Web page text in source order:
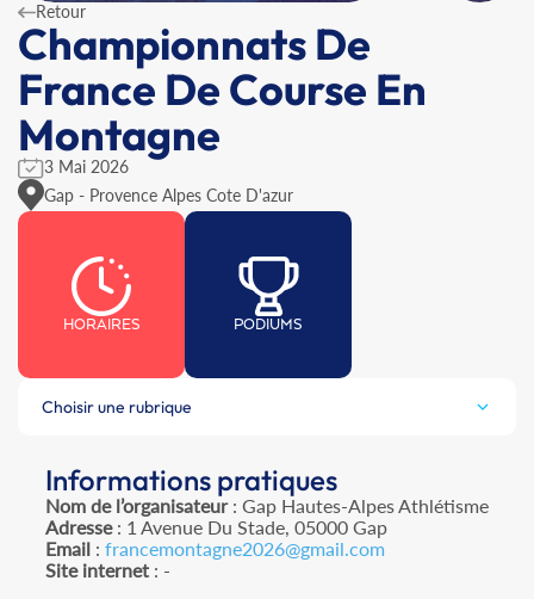
Retour
Championnats De
France De Course En
Montagne
3 Mai 2026
Gap - Provence Alpes Cote D'azur
HORAIRES PODIUMS
Choisir une rubrique
Informations pratiques
Nom de l’organisateur: Gap Hautes-Alpes Athlétisme
Adresse: 1 Avenue Du Stade, 05000 Gap
Email : francemontagne2026@gmail.com
Site internet : -